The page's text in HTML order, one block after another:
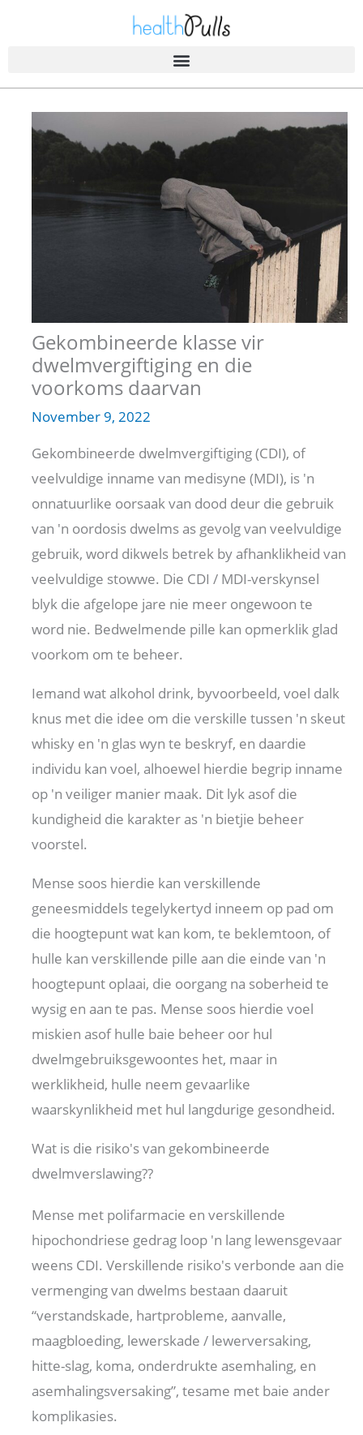
inhoud
Gekombineerde klasse vir
dwelmvergiftiging en die
voorkoms daarvan
November 9, 2022
Gekombineerde dwelmvergiftiging (CDI), of
veelvuldige inname van medisyne (MDI), is 'n
onnatuurlike oorsaak van dood deur die gebruik
van 'n oordosis dwelms as gevolg van veelvuldige
gebruik, word dikwels betrek by afhanklikheid van
veelvuldige stowwe. Die CDI / MDI-verskynsel
blyk die afgelope jare nie meer ongewoon te
word nie. Bedwelmende pille kan opmerklik glad
voorkom om te beheer.
Iemand wat alkohol drink, byvoorbeeld, voel dalk
knus met die idee om die verskille tussen 'n skeut
whisky en 'n glas wyn te beskryf, en daardie
individu kan voel, alhoewel hierdie begrip inname
op 'n veiliger manier maak. Dit lyk asof die
kundigheid die karakter as 'n bietjie beheer
voorstel.
Mense soos hierdie kan verskillende
geneesmiddels tegelykertyd inneem op pad om
die hoogtepunt wat kan kom, te beklemtoon, of
hulle kan verskillende pille aan die einde van 'n
hoogtepunt oplaai, die oorgang na soberheid te
wysig en aan te pas. Mense soos hierdie voel
miskien asof hulle baie beheer oor hul
dwelmgebruiksgewoontes het, maar in
werklikheid, hulle neem gevaarlike
waarskynlikheid met hul langdurige gesondheid.
Wat is die risiko's van gekombineerde
dwelmverslawing??
Mense met polifarmacie en verskillende
hipochondriese gedrag loop 'n lang lewensgevaar
weens CDI. Verskillende risiko's verbonde aan die
vermenging van dwelms bestaan ​​daaruit
“verstandskade, hartprobleme, aanvalle,
maagbloeding, lewerskade / lewerversaking,
hitte-slag, koma, onderdrukte asemhaling, en
asemhalingsversaking”, tesame met baie ander
komplikasies.